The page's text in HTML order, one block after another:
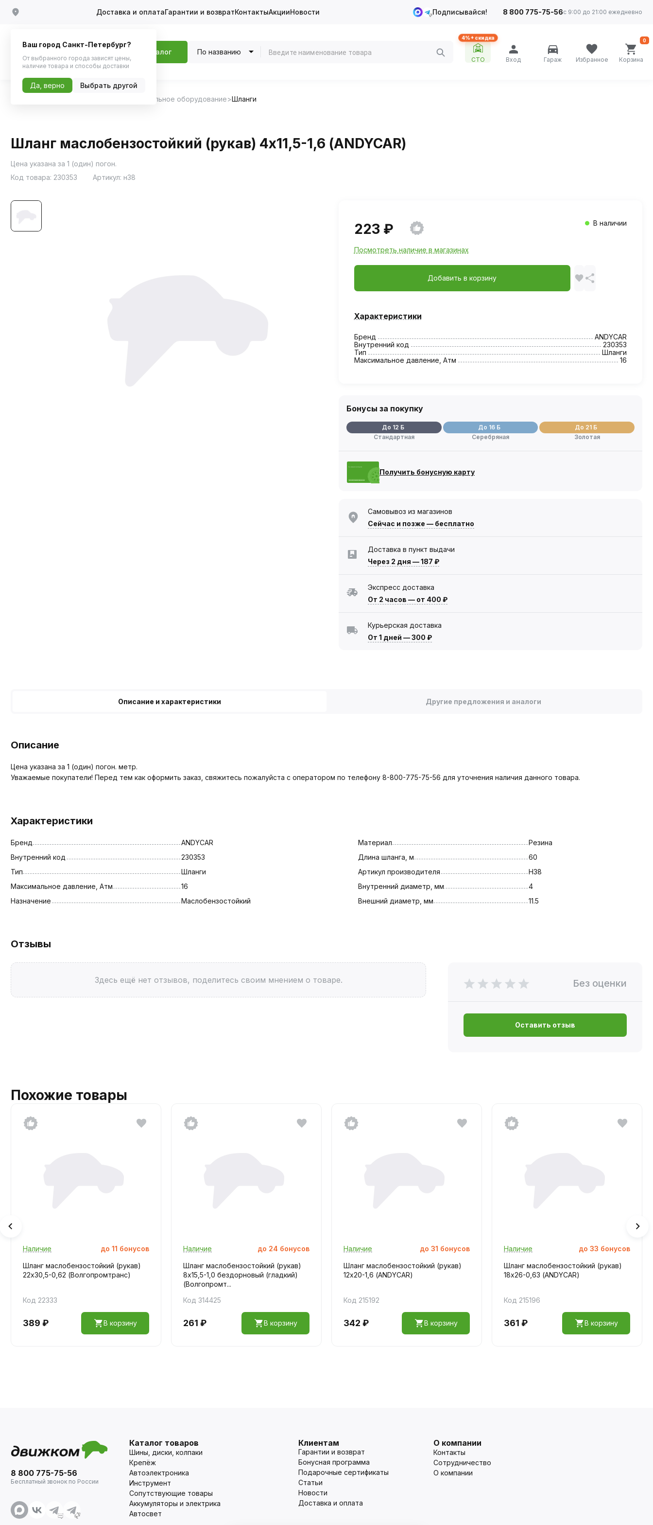
Доставка и оплатаГарантии и возвратКонтактыАкцииНовости Подписывайся! 8 800 775-75-56с 9:00 до 21:00 ежедневно
Каталог По названию
4%+ скидка
СТО Вход Гараж Избранное Корзина
0
Автомобильное оборудование Шланги
Шланг маслобензостойкий (рукав) 4х11,5-1,6 (ANDYCAR)
Цена указана за 1 (один) погон.
Код товара: 230353 Артикул: н38
223 ₽ В наличии
Посмотреть наличие в магазинах
Добавить в корзину
Характеристики
Бренд
ANDYCAR
Внутренний код
230353
Тип
Шланги
Максимальное давление, Атм
16
Бонусы за покупку
До 12 Б
Стандартная
До 16 Б
Серебряная
До 21 Б
Золотая
Получить бонусную карту
Самовывоз из магазинов
Сейчас и позже — бесплатно
Доставка в пункт выдачи
Через 2 дня —187 ₽
Экспресс доставка
От 2 часов — от 400 ₽
Курьерская доставка
От 1 дней —300 ₽
Описание и характеристики Другие предложения и аналоги
Описание
Цена указана за 1 (один) погон. метр.
Уважаемые покупатели! Перед тем как оформить заказ, свяжитесь пожалуйста с оператором по телефону 8-800-775-75-56 для уточнения наличия данного товара.
Характеристики
Бренд
ANDYCAR
Внутренний код
230353
Тип
Шланги
Максимальное давление, Атм
16
Назначение
Маслобензостойкий
Материал
Резина
Длина шланга, м
60
Артикул производителя
Н38
Внутренний диаметр, мм
4
Внешний диаметр, мм
11.5
Отзывы
Здесь ещё нет отзывов, поделитесь своим мнением о товаре. Без оценки
Оставить отзыв
Похожие товары
Наличие до 11 бонусов
Шланг маслобензостойкий (рукав)
22х30,5-0,62 (Волгопромтранс)
Код 22333
389 ₽ В корзину
Наличие до 24 бонусов
Шланг маслобензостойкий (рукав)
8х15,5-1,0 бездорновый (гладкий)
(Волгопромт...
Код 314425
261 ₽ В корзину
Наличие до 31 бонусов
Шланг маслобензостойкий (рукав)
12х20-1,6 (ANDYCAR)
Код 215192
342 ₽ В корзину
Наличие до 33 бонусов
Шланг маслобензостойкий (рукав)
18х26-0,63 (ANDYCAR)
Код 215196
361 ₽ В корзину
8 800 775-75-56
Бесплатный звонок по России
Каталог товаров
Шины, диски, колпаки
Крепёж
Автоэлектроника
Инструмент
Сопутствующие товары
Аккумуляторы и электрика
Автосвет
Клиентам
Гарантии и возврат
Бонусная программа
Подарочные сертификаты
Статьи
Новости
Доставка и оплата
О компании
Контакты
Сотрудничество
О компании
Ваш город Санкт-Петербург?
От выбранного города зависят цены,
наличие товара и способы доставки
Да, верно Выбрать другой